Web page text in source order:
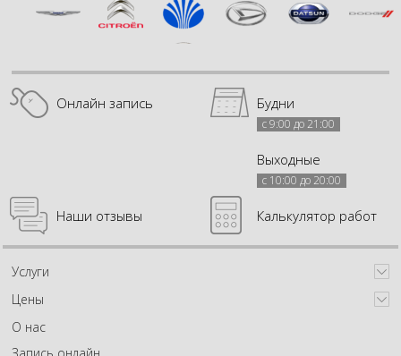
Онлайн запись Будни
с 9:00 до 21:00
Выходные
с 10:00 до 20:00
Наши отзывы Калькулятор работ
Услуги
Цены
О нас